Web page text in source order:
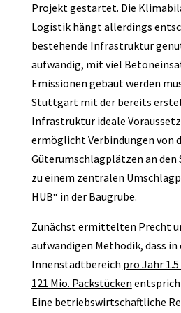
Projekt gestartet. Die
Logistik hängt allerdings
bestehende Infrastruktur
aufwändig, mit viel
Emissionen gebaut werden
Stuttgart mit der bereits
Infrastruktur ideale
ermöglicht Verbindungen von
Güterumschlagplätzen an
zu einem zentralen
HUB“ in der Baugrube.
Zunächst ermittelten Precht
aufwändigen Methodik, dass
Innenstadtbereich pro Jahr
121 Mio. Packstücken
Eine betriebswirtschaftliche